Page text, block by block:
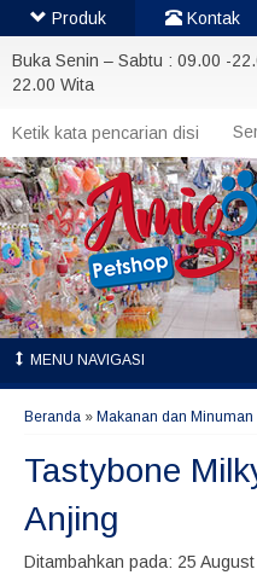
Buka Senin – Sabtu : 09.00 -
22.00 Wita
MENU NAVIGASI
Beranda » Makanan dan Minuman
Tastybone
Anjing
Ditambahkan pada: 25
Produk Kontak